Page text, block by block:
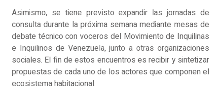
Asimismo, se tiene previsto expandir las jornadas de
consulta durante la próxima semana mediante mesas de
debate técnico con voceros del Movimiento de Inquilinas
e Inquilinos de Venezuela, junto a otras organizaciones
sociales. El fin de estos encuentros es recibir y sintetizar
propuestas de cada uno de los actores que componen el
ecosistema habitacional.